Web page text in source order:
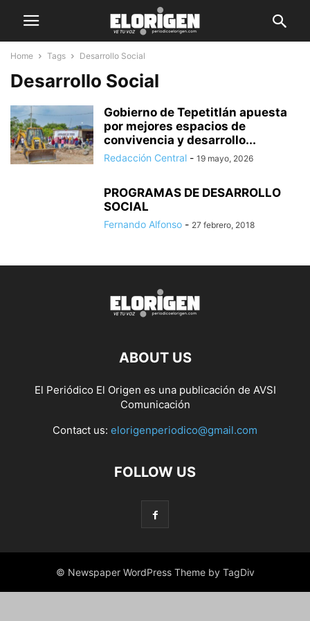
Home Tags Desarrollo Social
Desarrollo Social
Gobierno de Tepetitlán apuesta
por mejores espacios de
convivencia y desarrollo...
Redacción Central - 19 mayo, 2026
PROGRAMAS DE DESARROLLO
SOCIAL
Fernando Alfonso - 27 febrero, 2018
ABOUT US
El Periódico El Origen es una publicación de AVSI
Comunicación
Contact us: elorigenperiodico@gmail.com
FOLLOW US
© Newspaper WordPress Theme by TagDiv